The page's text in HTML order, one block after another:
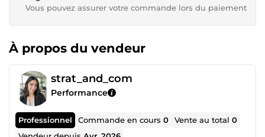
Vous pouvez assurer votre commande lors du paiement
À propos du vendeur
strat_and_com
Performance
Professionnel Commande en cours0 Vente au total0